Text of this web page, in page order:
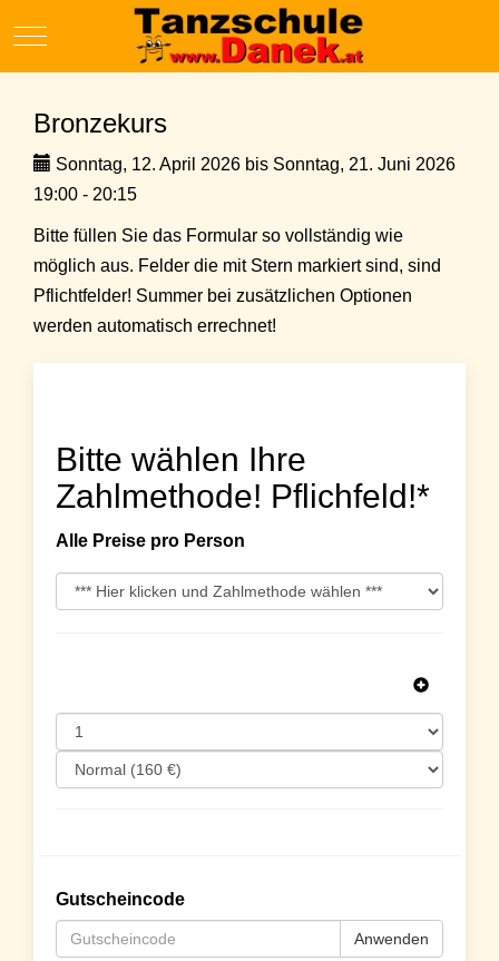
Mobile Menu Toggle
Bronzekurs
Sonntag, 12. April 2026 bis Sonntag, 21. Juni 2026
19:00 - 20:15
Bitte füllen Sie das Formular so vollständig wie
möglich aus. Felder die mit Stern markiert sind, sind
Pflichtfelder! Summer bei zusätzlichen Optionen
werden automatisch errechnet!
Bitte wählen Ihre
Zahlmethode! Pflichfeld!*
Alle Preise pro Person
Gutscheincode
Anwenden